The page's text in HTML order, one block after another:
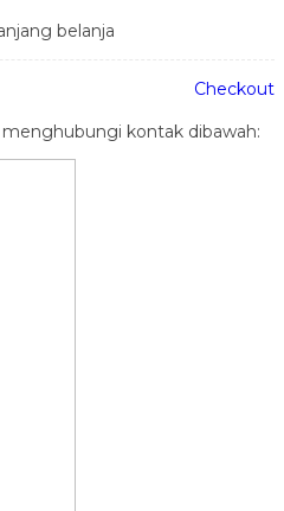
belanja
Checkout
kontak dibawah: